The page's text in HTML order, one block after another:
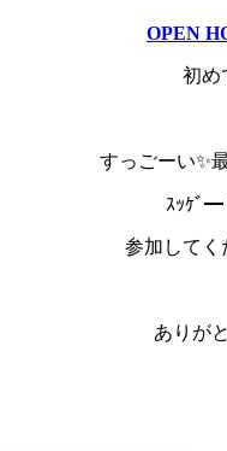
OPEN
初め
すっごーい✨
ｽｯｹﾞ
参加してく
ありが